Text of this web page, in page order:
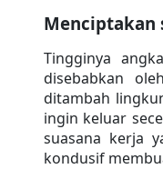
Menciptakan
Tingginya
disebabkan
ditambah
ingin keluar
suasana kerja
kondusif